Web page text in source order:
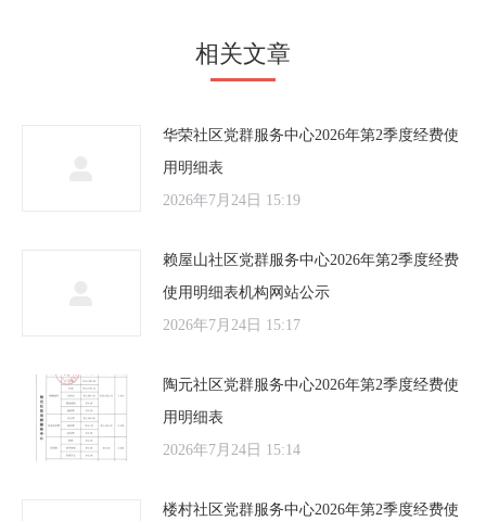
相关文章
华荣社区党群服务中心2026年第2季度经费使
用明细表
2026年7月24日 15:19
赖屋山社区党群服务中心2026年第2季度经费
使用明细表机构网站公示
2026年7月24日 15:17
陶元社区党群服务中心2026年第2季度经费使
用明细表
2026年7月24日 15:14
楼村社区党群服务中心2026年第2季度经费使